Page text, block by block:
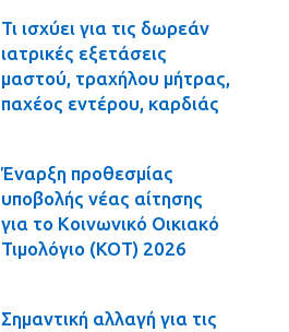
Τι ισχύει για τις δωρεάν
ιατρικές εξετάσεις
μαστού, τραχήλου μήτρας,
παχέος εντέρου, καρδιάς
Έναρξη προθεσμίας
υποβολής νέας αίτησης
για το Κοινωνικό Οικιακό
Τιμολόγιο (ΚΟΤ) 2026
Σημαντική αλλαγή για τις